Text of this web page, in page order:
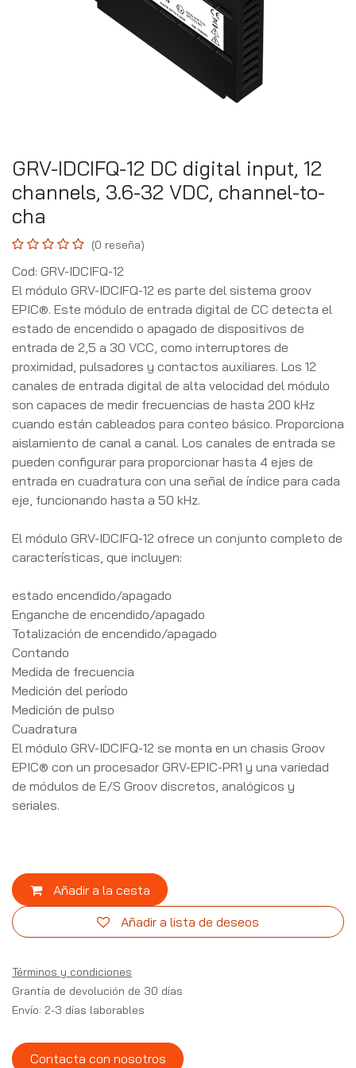
GRV-IDCIFQ-12 DC digital input, 12
channels, 3.6-32 VDC, channel-to-
cha
(0 reseña)
Cod: GRV-IDCIFQ-12
El módulo GRV-IDCIFQ-12 es parte del sistema groov
EPIC®. Este módulo de entrada digital de CC detecta el
estado de encendido o apagado de dispositivos de
entrada de 2,5 a 30 VCC, como interruptores de
proximidad, pulsadores y contactos auxiliares. Los 12
canales de entrada digital de alta velocidad del módulo
son capaces de medir frecuencias de hasta 200 kHz
cuando están cableados para conteo básico. Proporciona
aislamiento de canal a canal. Los canales de entrada se
pueden configurar para proporcionar hasta 4 ejes de
entrada en cuadratura con una señal de índice para cada
eje, funcionando hasta a 50 kHz.
El módulo GRV-IDCIFQ-12 ofrece un conjunto completo de
características, que incluyen:
estado encendido/apagado
Enganche de encendido/apagado
Totalización de encendido/apagado
Contando
Medida de frecuencia
Medición del período
Medición de pulso
Cuadratura
El módulo GRV-IDCIFQ-12 se monta en un chasis Groov
EPIC® con un procesador GRV-EPIC-PR1 y una variedad
de módulos de E/S Groov discretos, analógicos y
seriales.
Añadir a la cesta
Añadir a lista de deseos
Términos y condiciones
Grantía de devolución de 30 días
Envío: 2-3 días laborables
Contacta con nosotros